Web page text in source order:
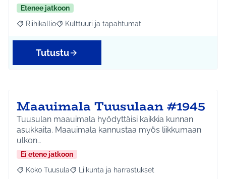
Etenee jatkoon
Rajaa tulokset aihepiirin mukaan: Riihikallio
Riihikallio Rajaa tulokset teeman mukaan: Kulttuuri ja
Kulttuuri ja tapahtumat
Tutustu
Maauimala Tuusulaan #1945
Tuusulan maauimala hyödyttäisi kaikkia kunnan
asukkaita. Maauimala kannustaa myös liikkumaan
ulkon…
Ei etene jatkoon
Rajaa tulokset aihepiirin mukaan: Koko Tuusula
Koko Tuusula Rajaa tulokset teeman mukaan: Liikunta ja
Liikunta ja harrastukset